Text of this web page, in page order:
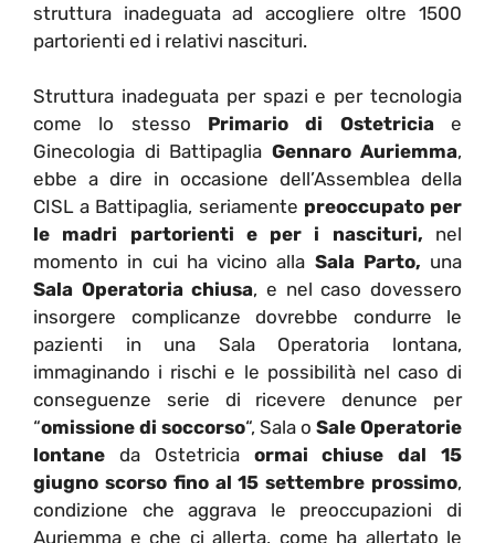
struttura inadeguata ad accogliere oltre 1500
partorienti ed i relativi nascituri.
Struttura inadeguata per spazi e per tecnologia
come lo stesso Primario di Ostetriciae
Ginecologia di Battipaglia Gennaro Auriemma,
ebbe a dire in occasione dell’Assemblea della
CISL a Battipaglia, seriamente preoccupato per
le madri partorienti e per i nascituri, nel
momento in cui ha vicino alla Sala Parto, una
Sala Operatoria chiusa, e nel caso dovessero
insorgere complicanze dovrebbe condurre le
pazienti in una Sala Operatoria lontana,
immaginando i rischi e le possibilità nel caso di
conseguenze serie di ricevere denunce per
“omissione di soccorso“, Sala o Sale Operatorie
lontane da Ostetriciaormai chiuse dal 15
giugno scorso fino al 15 settembre prossimo,
condizione che aggrava le preoccupazioni di
Auriemma e che ci allerta, come ha allertato le